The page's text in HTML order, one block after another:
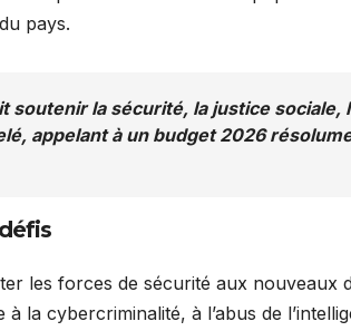
pays.
soutenir la sécurité, la justice sociale,
appelant à un budget 2026
les forces de sécurité aux nouveaux
la cybercriminalité, à l’abus de